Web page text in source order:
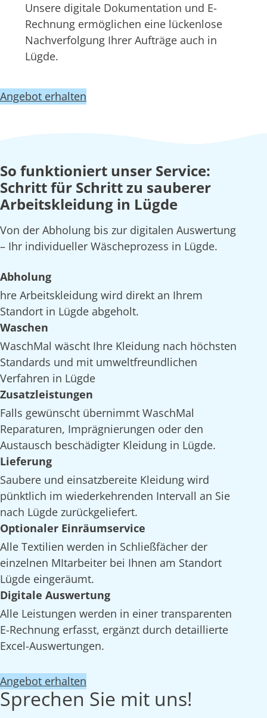
Unsere digitale Dokumentation und E-
Rechnung ermöglichen eine lückenlose
Nachverfolgung Ihrer Aufträge auch in
Lügde.
Angebot erhalten
So funktioniert unser Service:
Schritt für Schritt zu sauberer
Arbeitskleidung in Lügde
Von der Abholung bis zur digitalen Auswertung
– Ihr individueller Wäscheprozess in Lügde.
Abholung
hre Arbeitskleidung wird direkt an Ihrem
Standort in Lügde abgeholt.
Waschen
WaschMal wäscht Ihre Kleidung nach höchsten
Standards und mit umweltfreundlichen
Verfahren in Lügde
Zusatzleistungen
Falls gewünscht übernimmt WaschMal
Reparaturen, Imprägnierungen oder den
Austausch beschädigter Kleidung in Lügde.
Lieferung
Saubere und einsatzbereite Kleidung wird
pünktlich im wiederkehrenden Intervall an Sie
nach Lügde zurückgeliefert.
Optionaler Einräumservice
Alle Textilien werden in Schließfächer der
einzelnen MItarbeiter bei Ihnen am Standort
Lügde eingeräumt.
Digitale Auswertung
Alle Leistungen werden in einer transparenten
E-Rechnung erfasst, ergänzt durch detaillierte
Excel-Auswertungen.
Angebot erhalten
Sprechen Sie mit uns!